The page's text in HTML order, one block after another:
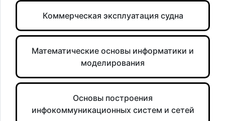
Коммерческая эксплуатация судна
Математические основы информатики и
моделирования
Основы построения
инфокоммуникационных систем и сетей